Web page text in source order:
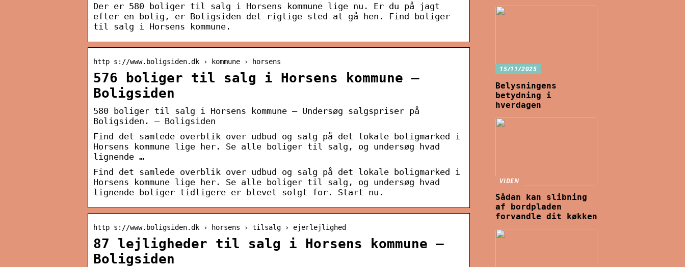
Der er 580 boliger til salg i Horsens kommune lige nu. Er du på jagt
efter en bolig, er Boligsiden det rigtige sted at gå hen. Find boliger
til salg i Horsens kommune.
http s://www.boligsiden.dk › kommune › horsens
576 boliger til salg i Horsens kommune –
Boligsiden
580 boliger til salg i Horsens kommune – Undersøg salgspriser på
Boligsiden. – Boligsiden
Find det samlede overblik over udbud og salg på det lokale boligmarked i
Horsens kommune lige her. Se alle boliger til salg, og undersøg hvad
lignende …
Find det samlede overblik over udbud og salg på det lokale boligmarked i
Horsens kommune lige her. Se alle boliger til salg, og undersøg hvad
lignende boliger tidligere er blevet solgt for. Start nu.
http s://www.boligsiden.dk › horsens › tilsalg › ejerlejlighed
87 lejligheder til salg i Horsens kommune –
Boligsiden
15/11/2025
Belysningens
betydning i
hverdagen
VIDEN
Sådan kan slibning
af bordpladen
forvandle dit køkken